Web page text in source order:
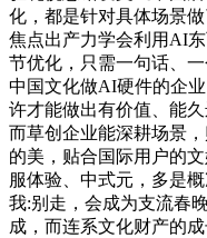
化，都是针对具体场景
焦点出产力学会利用AI
节优化，只需一句话、
中国文化做AI硬件的企
许才能做出有价值、能
而草创企业能深耕场景
的美，贴合国际用户的
服体验、中式元，多是
我:别走，会成为支流春
成，而连系文化财产的